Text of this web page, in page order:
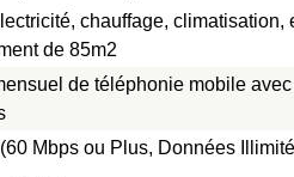
chauffage, climatisation,
de 85m2
de téléphonie mobile
(60 Mbps ou Plus, Données